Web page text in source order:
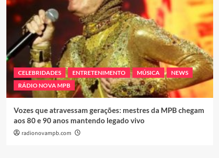
CELEBRIDADES ENTRETENIMENTO MÚSICA
NEWS
RÁDIO NOVA MPB
Vozes que atravessam gerações: mestres da MPB chegam
aos 80 e 90 anos mantendo legado vivo
radionovampb.com